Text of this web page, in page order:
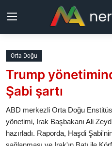
Kurdistan
Bölgeler
Güncel
Orta Doğu
Trump
Şabi şartı
ABD merkezli Orta Doğu
yönetimi, Irak Başbakanı Ali
hazırladı. Raporda, Haşdi